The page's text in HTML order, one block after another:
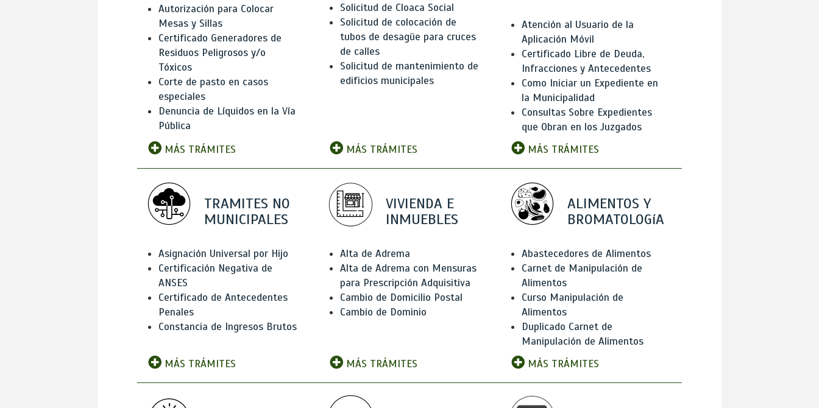
Autorización para Colocar
Mesas y Sillas
Certificado Generadores de
Residuos Peligrosos y/o
Tóxicos
Corte de pasto en casos
especiales
Denuncia de Líquidos en la Vía
Pública
MÁS TRÁMITES
Solicitud de Cloaca Social
Solicitud de colocación de
tubos de desagüe para cruces
de calles
Solicitud de mantenimiento de
edificios municipales
MÁS TRÁMITES
Atención al Usuario de la
Aplicación Móvil
Certificado Libre de Deuda,
Infracciones y Antecedentes
Como Iniciar un Expediente en
la Municipalidad
Consultas Sobre Expedientes
que Obran en los Juzgados
MÁS TRÁMITES
TRAMITES NO
MUNICIPALES
Asignación Universal por Hijo
Certificación Negativa de
ANSES
Certificado de Antecedentes
Penales
Constancia de Ingresos Brutos
MÁS TRÁMITES
VIVIENDA E
INMUEBLES
Alta de Adrema
Alta de Adrema con Mensuras
para Prescripción Adquisitiva
Cambio de Domicilio Postal
Cambio de Dominio
MÁS TRÁMITES
ALIMENTOS Y
BROMATOLOGíA
Abastecedores de Alimentos
Carnet de Manipulación de
Alimentos
Curso Manipulación de
Alimentos
Duplicado Carnet de
Manipulación de Alimentos
MÁS TRÁMITES